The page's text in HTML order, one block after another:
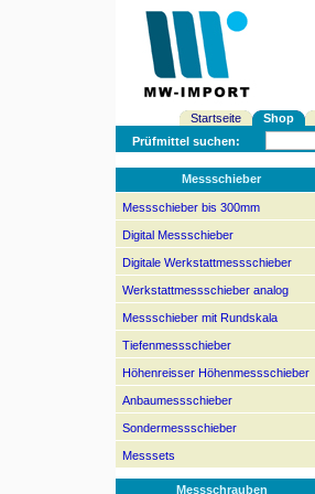
Startseite Shop
Prüfmittel suchen:
Messschieber
Messschieber bis 300mm
Digital Messschieber
Digitale Werkstattmessschieber
Werkstattmessschieber analog
Messschieber mit Rundskala
Tiefenmessschieber
Höhenreisser Höhenmessschieber
Anbaumessschieber
Sondermessschieber
Messsets
Messschrauben